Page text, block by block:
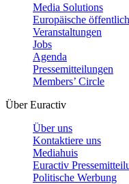
Media Solutions
Europäische
Veranstaltungen
Jobs
Agenda
Pressemitteilungen
Members’ Circle
Über Euractiv
Über uns
Kontaktiere uns
Mediahuis
Euractiv
Politische Werbung